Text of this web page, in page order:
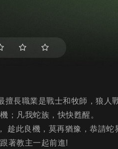
長職業是戰士和牧師，狼人
；凡我蛇族，快快甦醒。
趁此良機，莫再猶豫，恭請蛇
著教主一起前進!